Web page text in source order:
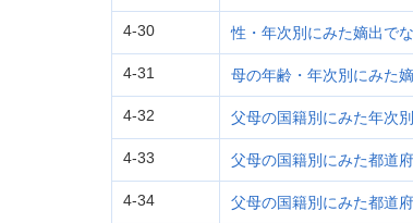
4-30 性・年次別にみた嫡出で
4-31 母の年齢・年次別にみた
4-32 父母の国籍別にみた年次
4-33 父母の国籍別にみた都道
4-34 父母の国籍別にみた都道